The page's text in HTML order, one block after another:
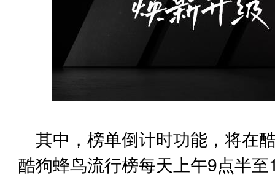
其中，榜单倒计时功能，将在
酷狗蜂鸟流行榜每天上午9点半